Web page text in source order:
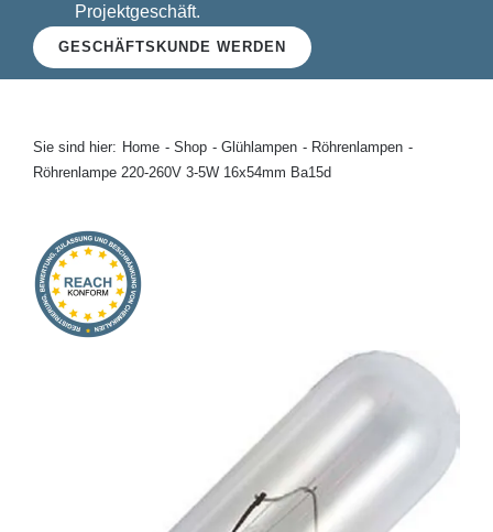
Halogen
Glühlampen
Kontakt
Projektgeschäft.
GESCHÄFTSKUNDE WERDEN
Sie sind hier: Home Shop Glühlampen
Röhrenlampen
Röhrenlampe 220-260V 3-5W 16x54mm Ba15d